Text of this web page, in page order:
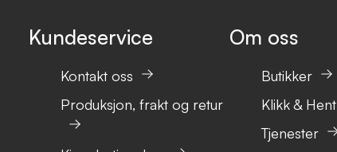
Kundeservice
Kontakt oss
Produksjon, frakt og retur
Om oss
Butikker
Klikk & Hent
Tjenester